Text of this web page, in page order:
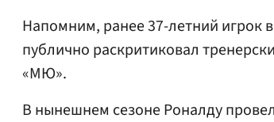
Напомним, ранее 37-летний игрок
публично раскритиковал
«МЮ».
В нынешнем сезоне Роналду